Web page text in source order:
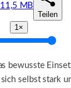
11,5 MB
Teilen
1×
bewusste
sich selbst stark